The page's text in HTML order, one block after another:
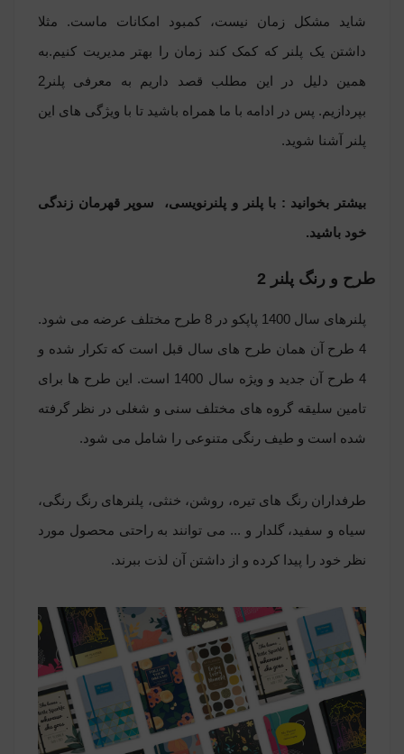
شاید مشکل زمان نیست، کمبود امکانات ماست. مثلا
داشتن یک پلنر که کمک کند زمان را بهتر مدیریت کنیم.به
همین دلیل در این مطلب قصد داریم به معرفی پلنر2
بپردازیم. پس در ادامه با ما همراه باشید تا با ویژگی های این
پلنر آشنا شوید.
بیشتر بخوانید : با پلنر و پلنرنویسی، سوپر قهرمان زندگی
خود باشید.
طرح و رنگ پلنر 2
پلنرهای سال 1400 پاپکو در 8 طرح مختلف عرضه می شود.
4 طرح آن همان طرح های سال قبل است که تکرار شده و
4 طرح آن جدید و ویژه سال 1400 است. این طرح ها برای
تامین سلیقه گروه های مختلف سنی و شغلی در نظر گرفته
شده است و طیف رنگی متنوعی را شامل می شود.
طرفداران رنگ های تیره، روشن، خنثی، پلنرهای رنگ رنگی،
سیاه و سفید، گلدار و ... می توانند به راحتی محصول مورد
نظر خود را پیدا کرده و از داشتن آن لذت ببرند.